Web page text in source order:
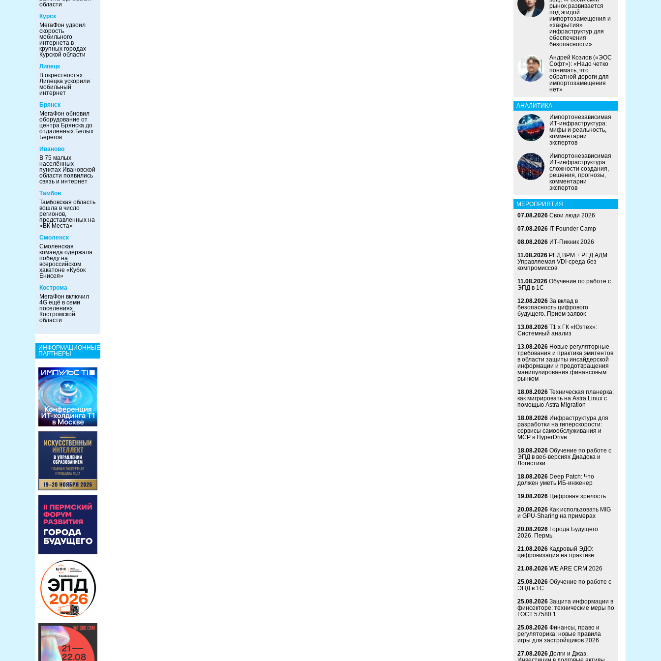
области
Курск
МегаФон удвоил
скорость
мобильного
интернета в
крупных городах
Курской области
Липецк
В окрестностях
Липецка ускорили
мобильный
интернет
Брянск
МегаФон обновил
оборудование от
центра Брянска до
отдаленных Белых
Берегов
Иваново
В 75 малых
населённых
пунктах Ивановской
области появились
связь и интернет
Тамбов
Тамбовская область
вошла в число
регионов,
представленных на
«ВК Места»
Смоленск
Смоленская
команда одержала
победу на
всероссийском
хакатоне «Кубок
Енисея»
Кострома
МегаФон включил
4G ещё в семи
поселениях
Костромской
области
ИНФОРМАЦИОННЫЕ
ПАРТНЕРЫ
рынок развивается
под эгидой
импортозамещения и
«закрытия»
инфраструктур для
обеспечения
безопасности»
Андрей Козлов («ЭОС
Софт»): «Надо четко
понимать, что
обратной дороги для
импортозамещения
нет»
АНАЛИТИКА
Импортонезависимая
ИТ-инфраструктура:
мифы и реальность,
комментарии
экспертов
Импортонезависимая
ИТ-инфраструктура:
сложности создания,
решения, прогнозы,
комментарии
экспертов
МЕРОПРИЯТИЯ
07.08.2026 Свои люди 2026
07.08.2026 IT Founder Camp
08.08.2026 ИТ-Пикник 2026
11.08.2026 РЕД ВРМ + РЕД АДМ:
Управляемая VDI-среда без
компромиссов
11.08.2026 Обучение по работе с
ЭПД в 1С
12.08.2026 За вклад в
безопасность цифрового
будущего. Прием заявок
13.08.2026 Т1 x ГК «Юзтех»:
Системный анализ
13.08.2026 Новые регуляторные
требования и практика эмитентов
в области защиты инсайдерской
информации и предотвращения
манипулирования финансовым
рынком
18.08.2026 Техническая планерка:
как мигрировать на Astra Linux с
помощью Astra Migration
18.08.2026 Инфраструктура для
разработки на гиперскорости:
сервисы самообслуживания и
MCP в HyperDrive
18.08.2026 Обучение по работе с
ЭПД в веб-версиях Диадока и
Логистики
18.08.2026 Deep Patch: Что
должен уметь ИБ-инженер
19.08.2026 Цифровая зрелость
20.08.2026 Как использовать MIG
и GPU-Sharing на примерах
20.08.2026 Города Будущего
2026. Пермь
21.08.2026 Кадровый ЭДО:
цифровизация на практике
21.08.2026 WE ARE CRM 2026
25.08.2026 Обучение по работе с
ЭПД в 1С
25.08.2026 Защита информации в
финсекторе: технические меры по
ГОСТ 57580.1
25.08.2026 Финансы, право и
регуляторика: новые правила
игры для застройщиков 2026
27.08.2026 Долги и Джаз.